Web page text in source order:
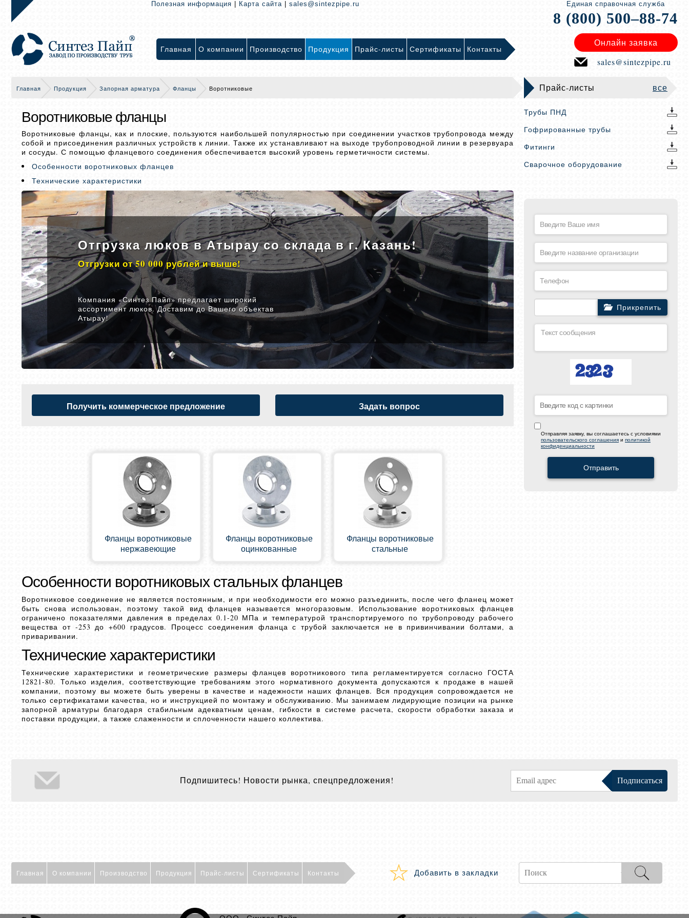
Полезная информация Карта сайта sales@sintezpipe.ru Единая справочная служба
8 (800) 500–88-74
Главная О компании Производство Продукция Прайс-листы Сертификаты Контакты
Онлайн заявка
sales@sintezpipe.ru
Главная Продукция Запорная арматура Фланцы Воротниковые
Воротниковые фланцы
Воротниковые фланцы, как и плоские, пользуются наибольшей популярностью при соединении участков трубопровода между
собой и присоединения различных устройств к линии. Также их устанавливают на выходе трубопроводной линии в резервуара
и сосуды. С помощью фланцевого соединения обеспечивается высокий уровень герметичности системы.
Особенности воротниковых фланцев
Технические характеристики
Отгрузка люков в Атырау со склада в г. Казань!
Отгрузки от 50 000 рублей и выше!
Компания «Синтез Пайп» предлагает широкий
ассортимент люков. Доставим до Вашего объектав
Атырау!
Получить коммерческое предложение Задать вопрос
Фланцы воротниковые
нержавеющие
Фланцы воротниковые
оцинкованные
Фланцы воротниковые
стальные
Особенности воротниковых стальных фланцев
Воротниковое соединение не является постоянным, и при необходимости его можно разъединить, после чего фланец может
быть снова использован, поэтому такой вид фланцев называется многоразовым. Использование воротниковых фланцев
ограничено показателями давления в пределах 0.1-20 МПа и температурой транспортируемого по трубопроводу рабочего
вещества от -253 до +600 градусов. Процесс соединения фланца с трубой заключается не в привинчивании болтами, а
приваривании.
Технические характеристики
Технические характеристики и геометрические размеры фланцев воротникового типа регламентируется согласно ГОСТА
12821-80. Только изделия, соответствующие требованиям этого нормативного документа допускаются к продаже в нашей
компании, поэтому вы можете быть уверены в качестве и надежности наших фланцев. Вся продукция сопровождается не
только сертификатами качества, но и инструкцией по монтажу и обслуживанию. Мы занимаем лидирующие позиции на рынке
запорной арматуры благодаря стабильным адекватным ценам, гибкости в системе расчета, скорости обработки заказа и
поставки продукции, а также слаженности и сплоченности нашего коллектива.
Прайс-листы все
Трубы ПНД
Гофрированные трубы
Фитинги
Сварочное оборудование
Прикрепить
Отправляя заявку, вы соглашаетесь с условиями
пользовательского соглашения и политикой
конфиденциальности
Отправить
Подпишитесь! Новости рынка, спецпредложения!
Главная О компании Производство Продукция Прайс-листы Сертификаты Контакты Добавить в закладки